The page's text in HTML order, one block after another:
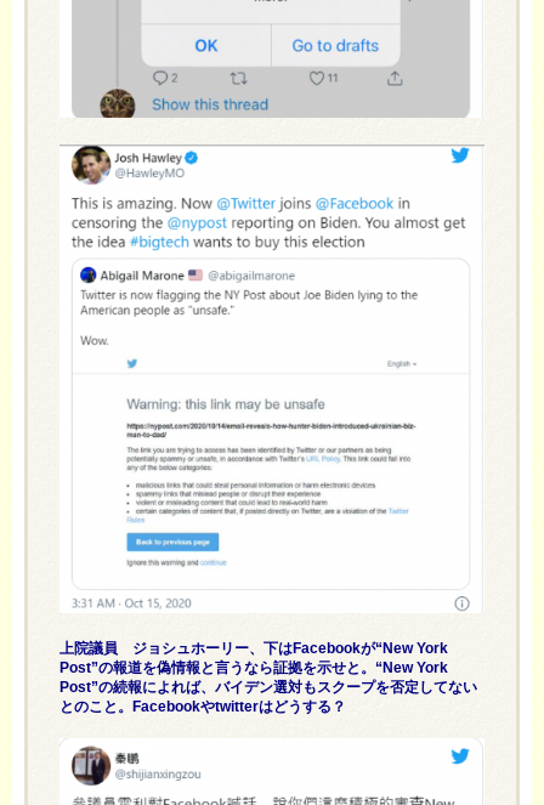
上院議員 ジョシュホーリー、下はFacebookが“New York
Post”の報道を偽情報と言うなら証拠を示せと。“New York
Post”の続報によれば、バイデン選対もスクープを否定してない
とのこと。Facebookやtwitterはどうする？